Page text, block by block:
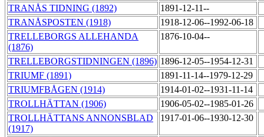
TRANÅS TIDNING (1892)
1891-12-11--
TRANÅSPOSTEN (1918)
1918-12-06--1992-06-18
TRELLEBORGS ALLEHANDA
(1876)
1876-10-04--
TRELLEBORGSTIDNINGEN (1896) 1896-12-05--1954-12-31
TRIUMF (1891)
1891-11-14--1979-12-29
TRIUMFBÅGEN (1914)
1914-01-02--1931-11-14
TROLLHÄTTAN (1906)
1906-05-02--1985-01-26
TROLLHÄTTANS ANNONSBLAD
(1917)
1917-01-06--1930-12-30